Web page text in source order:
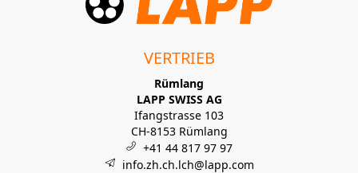
VERTRIEB
Rümlang
LAPP SWISS AG
Ifangstrasse 103
CH-8153 Rümlang
+41 44 817 97 97
info.zh.ch.lch@lapp.com